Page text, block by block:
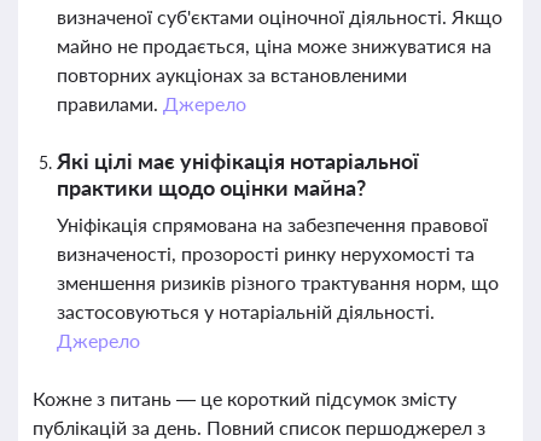
визначеної суб'єктами оціночної діяльності. Якщо
майно не продається, ціна може знижуватися на
повторних аукціонах за встановленими
правилами. Джерело
Які цілі має уніфікація нотаріальної
практики щодо оцінки майна?
Уніфікація спрямована на забезпечення правової
визначеності, прозорості ринку нерухомості та
зменшення ризиків різного трактування норм, що
застосовуються у нотаріальній діяльності.
Джерело
Кожне з питань — це короткий підсумок змісту
публікацій за день. Повний список першоджерел з